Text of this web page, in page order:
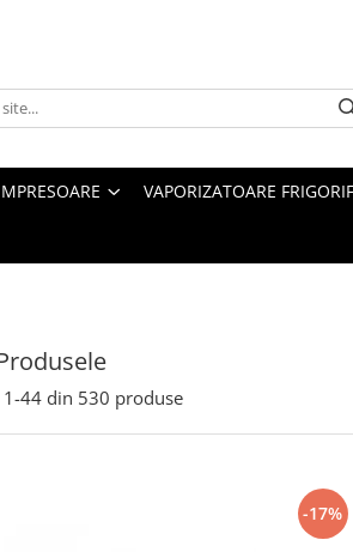
VAPORIZATOARE
1-44 din 530 produse
-17%